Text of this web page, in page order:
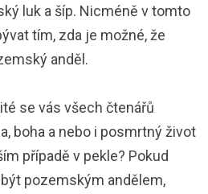
luk a šíp. Nicméně v tomto
tím, zda je možné, že
anděl.
se vás všech čtenářů
boha a nebo i posmrtný život
případě v pekle? Pokud
pozemským andělem,